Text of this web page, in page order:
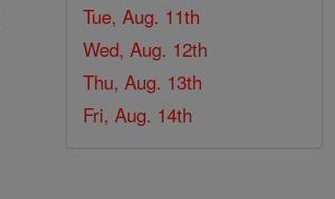
Tue, Aug. 11th
Wed, Aug. 12th
Thu, Aug. 13th
Fri, Aug. 14th